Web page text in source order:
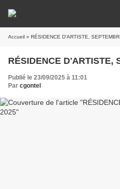
Accueil » RÉSIDENCE D'ARTISTE,
RÉSIDENCE D'ARTISTE,
Publié le 23/09/2025 à 11:01
Par cgontel